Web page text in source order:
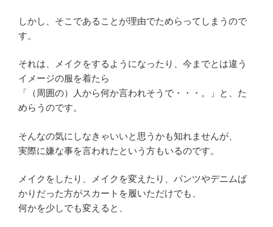
しかし、そこであることが理由でためらってしまうので
す。
それは、メイクをするようになったり、今までとは違う
イメージの服を着たら
「（周囲の）人から何か言われそうで・・・。」と、た
めらうのです。
そんなの気にしなきゃいいと思うかも知れませんが、
実際に嫌な事を言われたという方もいるのです。
メイクをしたり、メイクを変えたり、パンツやデニムば
かりだった方がスカートを履いただけでも、
何かを少しでも変えると、